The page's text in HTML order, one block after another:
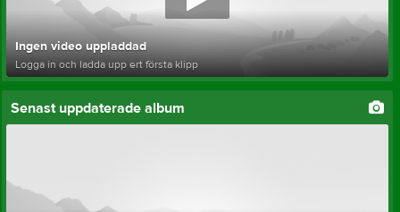
Ingen video uppladdad
Logga in och ladda upp ert första klipp
Senast uppdaterade album